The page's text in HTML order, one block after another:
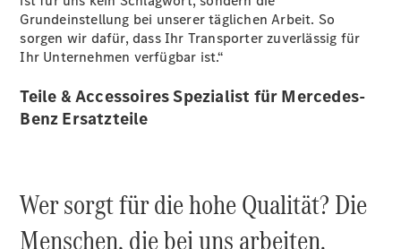
Modellübersicht
Konfigurator
Ansprechpartner
Probefahrt
vereinbaren
Beratung
Tel: +49 631
Grundeinstellung bei unserer täglichen Arbeit. So
sorgen wir dafür, dass Ihr Transporter zuverlässig für
Ihr Unternehmen verfügbar ist.“
Teile & Accessoires Spezialist für Mercedes-
Benz Ersatzteile
Wer sorgt für die hohe Qualität? Die
Menschen, die bei uns arbeiten.